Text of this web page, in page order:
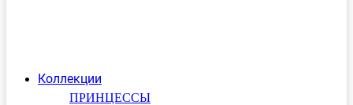
Коллекции
ПРИНЦЕССЫ